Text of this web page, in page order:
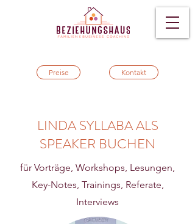
Preise Kontakt
LINDA SYLLABA ALS
SPEAKER BUCHEN
für Vorträge, Workshops, Lesungen,
Key-Notes, Trainings, Referate,
Interviews​